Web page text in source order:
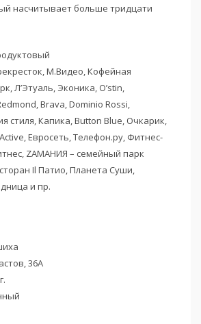
насчитывает больше тридцати
М.Видео, Кофейная
Л’Этуаль, Эконика, O’stin,
Brava, Dominio Rossi,
стиля, Капика, Button Blue, Очкарик,
Active, Евросеть, Телефон.ру, Фитнес-
ZАМАНИЯ – семейный парк
Il Патио, Планета Суши,
и пр.
36А